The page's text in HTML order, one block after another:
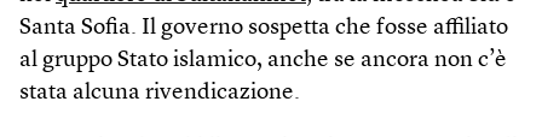
Santa Sofia. Il governo sospetta che fosse affiliato
al gruppo Stato islamico, anche se ancora non c’è
stata alcuna rivendicazione.